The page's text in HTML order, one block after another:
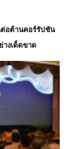
อต้านคอร์รัปชัน
างเด็ดขาด